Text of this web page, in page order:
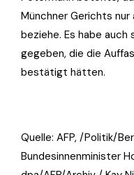
Münchner Gerichts nur
beziehe. Es habe auch
gegeben, die die
bestätigt hätten.
Quelle: AFP, /Politik/
Bundesinnenminister